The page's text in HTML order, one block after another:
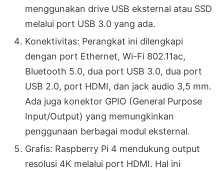
menggunakan drive USB eksternal atau SSD
melalui port USB 3.0 yang ada.
Konektivitas: Perangkat ini dilengkapi
dengan port Ethernet, Wi-Fi 802.11ac,
Bluetooth 5.0, dua port USB 3.0, dua port
USB 2.0, port HDMI, dan jack audio 3,5 mm.
Ada juga konektor GPIO (General Purpose
Input/Output) yang memungkinkan
penggunaan berbagai modul eksternal.
Grafis: Raspberry Pi 4 mendukung output
resolusi 4K melalui port HDMI. Hal ini